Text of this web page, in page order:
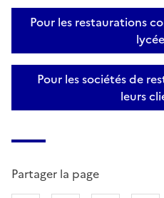
Pour les restaurations
Pour les sociétés de
leurs
Partager la page